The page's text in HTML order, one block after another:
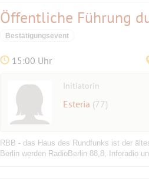
Öffentliche Führung
Bestätigungsevent
15:00 Uhr
Initiatorin
Esteria (77)
RBB - das Haus des Rundfunks ist der
Berlin werden RadioBerlin 88,8, Inforadio